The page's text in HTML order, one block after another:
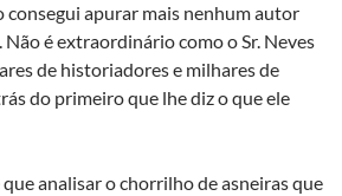
consegui apurar mais nenhum autor
é extraordinário como o Sr. Neves
de historiadores e milhares de
do primeiro que lhe diz o que ele
analisar o chorrilho de asneiras que